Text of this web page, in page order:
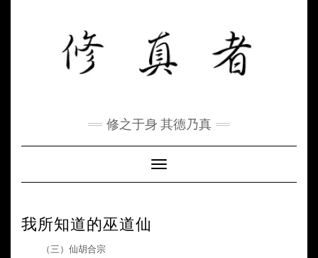
修之于身 其德乃真
Toggle Navigation
我所知道的巫道仙
（三）仙胡合宗